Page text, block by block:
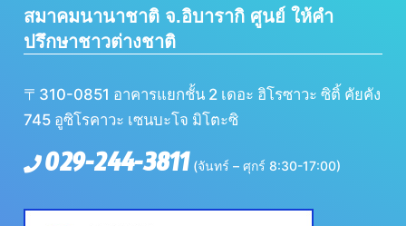
สมาคมนานาชาติ จ.อิบารากิ ศูนย์ ให้คำ
ปรึกษาชาวต่างชาติ
〒310-0851 อาคารแยกชั้น 2 เดอะ ฮิโรซาวะ ซิติ้ คัยคัง
745 อูซิโรคาวะ เซนบะโจ มิโตะซิ
029-244-3811 (จันทร์ – ศุกร์ 8:30-17:00)